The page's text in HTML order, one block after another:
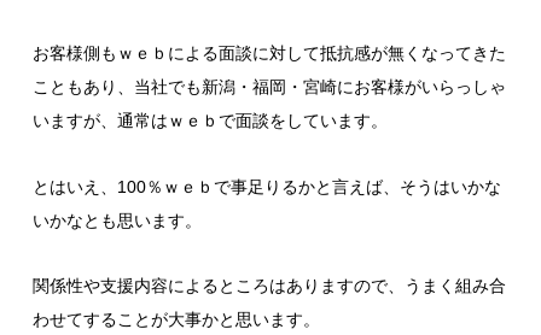
お客様側もｗｅｂによる面談に対して抵抗感が無くなってきた
こともあり、当社でも新潟・福岡・宮崎にお客様がいらっしゃ
いますが、通常はｗｅｂで面談をしています。
とはいえ、100％ｗｅｂで事足りるかと言えば、そうはいかな
いかなとも思います。
関係性や支援内容によるところはありますので、うまく組み合
わせてすることが大事かと思います。